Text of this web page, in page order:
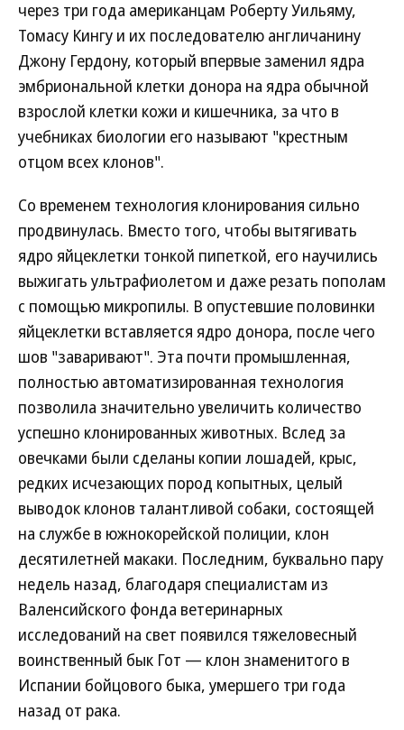
через три года американцам Роберту Уильяму,
Томасу Кингу и их последователю англичанину
Джону Гердону, который впервые заменил ядра
эмбриональной клетки донора на ядра обычной
взрослой клетки кожи и кишечника, за что в
учебниках биологии его называют "крестным
отцом всех клонов".
Со временем технология клонирования сильно
продвинулась. Вместо того, чтобы вытягивать
ядро яйцеклетки тонкой пипеткой, его научились
выжигать ультрафиолетом и даже резать пополам
с помощью микропилы. В опустевшие половинки
яйцеклетки вставляется ядро донора, после чего
шов "заваривают". Эта почти промышленная,
полностью автоматизированная технология
позволила значительно увеличить количество
успешно клонированных животных. Вслед за
овечками были сделаны копии лошадей, крыс,
редких исчезающих пород копытных, целый
выводок клонов талантливой собаки, состоящей
на службе в южнокорейской полиции, клон
десятилетней макаки. Последним, буквально пару
недель назад, благодаря специалистам из
Валенсийского фонда ветеринарных
исследований на свет появился тяжеловесный
воинственный бык Гот — клон знаменитого в
Испании бойцового быка, умершего три года
назад от рака.